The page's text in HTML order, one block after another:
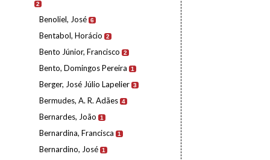
2
Benoliel, José 6
Bentabol, Horácio 2
Bento Júnior, Francisco 2
Bento, Domingos Pereira 1
Berger, José Júlio Lapelier 3
Bermudes, A. R. Adães 4
Bernardes, João 1
Bernardina, Francisca 1
Bernardino, José 1